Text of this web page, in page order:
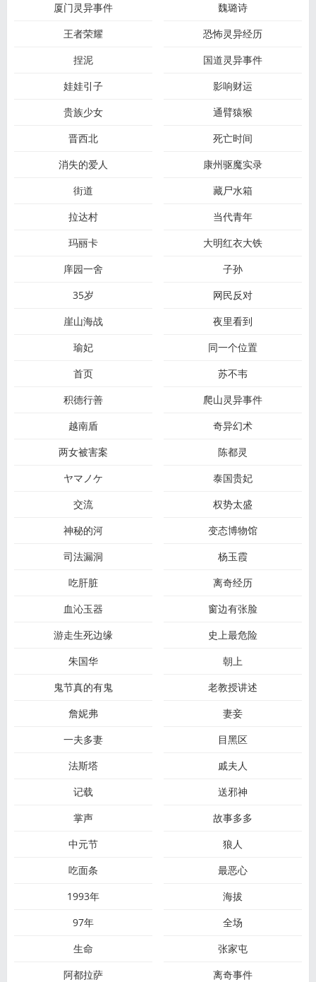
厦门灵异事件
魏璐诗
王者荣耀
恐怖灵异经历
捏泥
国道灵异事件
娃娃引子
影响财运
贵族少女
通臂猿猴
晋西北
死亡时间
消失的爱人
康州驱魔实录
街道
藏尸水箱
拉达村
当代青年
玛丽卡
大明红衣大铁
庠园一舍
子孙
35岁
网民反对
崖山海战
夜里看到
瑜妃
同一个位置
首页
苏不韦
积德行善
爬山灵异事件
越南盾
奇异幻术
两女被害案
陈都灵
ヤマノケ
泰国贵妃
交流
权势太盛
神秘的河
变态博物馆
司法漏洞
杨玉霞
吃肝脏
离奇经历
血沁玉器
窗边有张脸
游走生死边缘
史上最危险
朱国华
朝上
鬼节真的有鬼
老教授讲述
詹妮弗
妻妾
一夫多妻
目黑区
法斯塔
戚夫人
记载
送邪神
掌声
故事多多
中元节
狼人
吃面条
最恶心
1993年
海拔
97年
全场
生命
张家屯
阿都拉萨
离奇事件